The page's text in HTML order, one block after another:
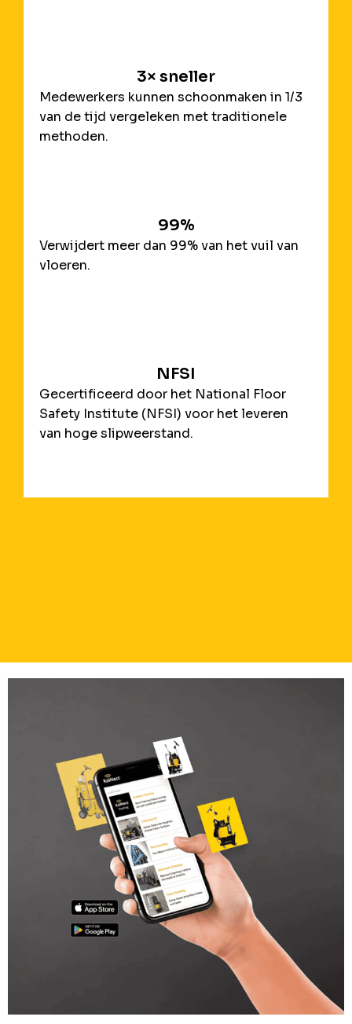
3× sneller
Medewerkers kunnen schoonmaken in 1/3
van de tijd vergeleken met traditionele
methoden.
99%
Verwijdert meer dan 99% van het vuil van
vloeren.
NFSI
Gecertificeerd door het National Floor
Safety Institute (NFSI) voor het leveren
van hoge slipweerstand.